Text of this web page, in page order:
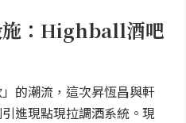
施：Highball酒吧
的潮流，這次昇恆昌與軒
進現點現拉調酒系統。現